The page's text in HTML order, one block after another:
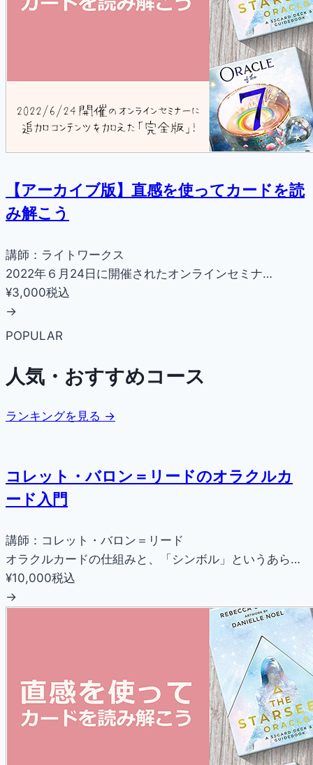
【アーカイブ版】直感を使ってカードを読
み解こう
講師：ライトワークス
2022年６月24日に開催されたオンラインセミナ…
¥3,000税込
→
POPULAR
人気・おすすめコース
ランキングを見る →
コレット・バロン＝リードのオラクルカ
ード入門
講師：コレット・バロン＝リード
オラクルカードの仕組みと、「シンボル」というあら…
¥10,000税込
→